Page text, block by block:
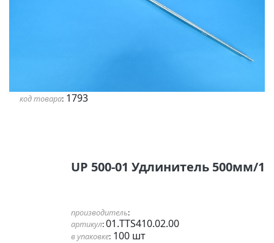
код товара: 1793
UP 500-01 Удлинитель 500мм/1
производитель:
артикул:01.TTS410.02.00
в упаковке: 100 шт